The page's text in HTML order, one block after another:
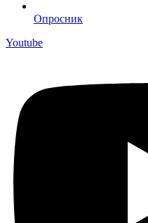
Опросник
Youtube